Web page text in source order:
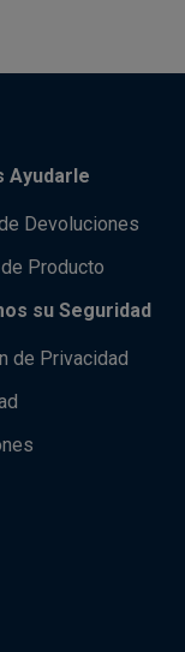
Ayudarle
Devoluciones
Producto
su Seguridad
de Privacidad